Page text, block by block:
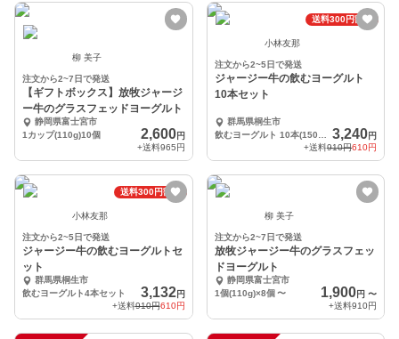
柳 美子
注文から2~7日で発送
【ギフトボックス】放牧ジャージ
ー牛のグラスフェッドヨーグルト
静岡県富士宮市
1カップ(110g)10個
2,600円
+送料965円
送料300円割引
小林友那
注文から2~5日で発送
ジャージー牛の飲むヨーグルト
10本セット
群馬県桐生市
3,240円
+送料910円610円
送料300円割引
小林友那
注文から2~5日で発送
ジャージー牛の飲むヨーグルトセ
ット
群馬県桐生市
飲むヨーグルト4本セット
3,132円
+送料910円610円
柳 美子
注文から2~7日で発送
放牧ジャージー牛のグラスフェッ
ドヨーグルト
静岡県富士宮市
1個(110g)×8個 〜 1,900円 〜
+送料910円